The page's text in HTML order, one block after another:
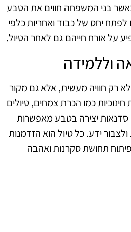
כאשר בני המשפחה חווים את הטבע
יחס של כבוד ואחריות כלפי
על אורח חייהם גם לאחר הטיול.
וללמידה
רק חוויה מעשית, אלא גם מקור
כמו הכרת צמחים, טיולים
סדנאות יצירה בטבע מאפשרות
ידע. כל טיול הוא הזדמנות
תחושת סקרנות ואהבה